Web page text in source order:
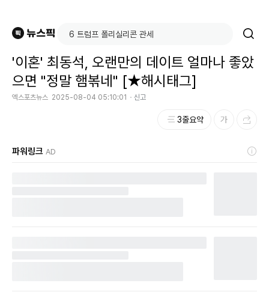
'이혼' 최동석, 오랜만의 데이트 얼마나 좋았
으면 "정말 햄볶네" [★해시태그]
엑스포츠뉴스 2025-08-04 05:10:01 신고
3줄요약
파워링크 AD